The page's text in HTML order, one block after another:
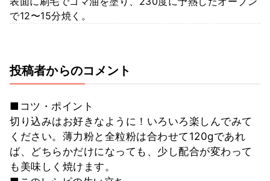
で12〜15分焼く。
投稿者からのコメント
■コツ・ポイント
切り込みはお好きなように！いろいろ楽しんでみて
ください。薄力粉と全粒粉は合わせて120gであれ
ば、どちらかだけになっても、少し配合が変わって
も美味しく焼けます。